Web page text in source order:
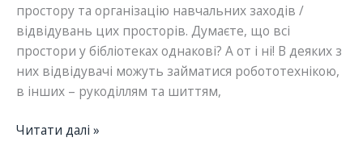
простору та організацію навчальних заходів /
відвідувань цих просторів. Думаєте, що всі
простори у бібліотеках однакові? А от і ні! В деяких з
них відвідувачі можуть займатися робототехнікою,
в інших – рукоділлям та шиттям,
Мейкерські
Читати далі »